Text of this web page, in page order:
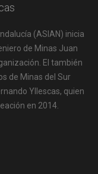
(ASIAN) inicia
de Minas Juan
El también
de Minas del Sur
Yllescas, quien
en 2014.